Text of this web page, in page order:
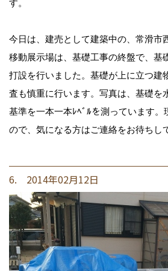
す。
今日は、建売として建築中の、常滑市
移動展示場は、基礎工事の終盤で、基
打設を行いました。基礎が上に立つ建
査も慎重に行います。写真は、基礎を
基準を一本一本ﾚﾍﾞﾙを測っています。
ので、気になる方はご連絡をお待ちし
6. 2014年02月12日